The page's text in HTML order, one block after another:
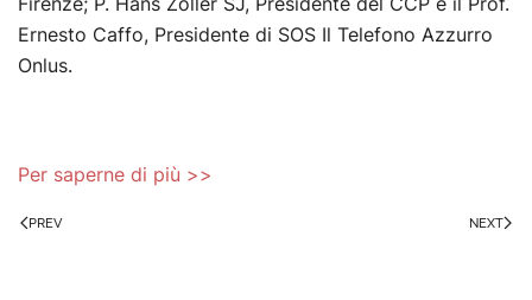
Ernesto Caffo, Presidente di SOS Il Telefono Azzurro
Onlus.
Per saperne di più >>
PREV NEXT